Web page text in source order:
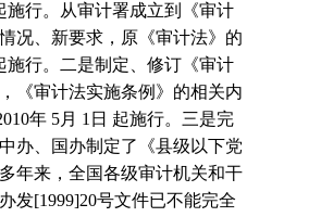
施行。从审计署成立到《审计
况、新要求，原《审计法》的
施行。二是制定、修订《审计
《审计法实施条例》的相关内
年 5月 1 日 起施行。三是完
办、国办制定了《县级以下党
年来，全国各级审计机关和干
发[1999]20号文件已不能完全